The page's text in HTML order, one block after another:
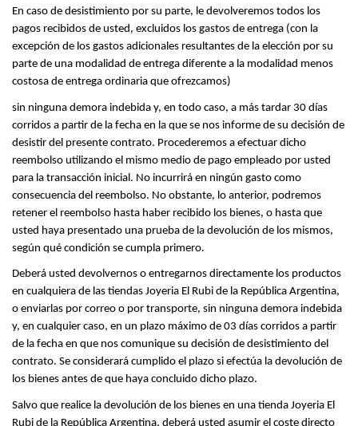
En caso de desistimiento por su parte, le devolveremos todos los
pagos recibidos de usted, excluidos los gastos de entrega (con la
excepción de los gastos adicionales resultantes de la elección por su
parte de una modalidad de entrega diferente a la modalidad menos
costosa de entrega ordinaria que ofrezcamos)
sin ninguna demora indebida y, en todo caso, a más tardar 30 días
corridos a partir de la fecha en la que se nos informe de su decisión de
desistir del presente contrato. Procederemos a efectuar dicho
reembolso utilizando el mismo medio de pago empleado por usted
para la transacción inicial. No incurrirá en ningún gasto como
consecuencia del reembolso. No obstante, lo anterior, podremos
retener el reembolso hasta haber recibido los bienes, o hasta que
usted haya presentado una prueba de la devolución de los mismos,
según qué condición se cumpla primero.
Deberá usted devolvernos o entregarnos directamente los productos
en cualquiera de las tiendas Joyeria El Rubi de la República Argentina,
o enviarlas por correo o por transporte, sin ninguna demora indebida
y, en cualquier caso, en un plazo máximo de 03 días corridos a partir
de la fecha en que nos comunique su decisión de desistimiento del
contrato. Se considerará cumplido el plazo si efectúa la devolución de
los bienes antes de que haya concluido dicho plazo.
Salvo que realice la devolución de los bienes en una tienda Joyeria El
Rubi de la República Argentina, deberá usted asumir el coste directo